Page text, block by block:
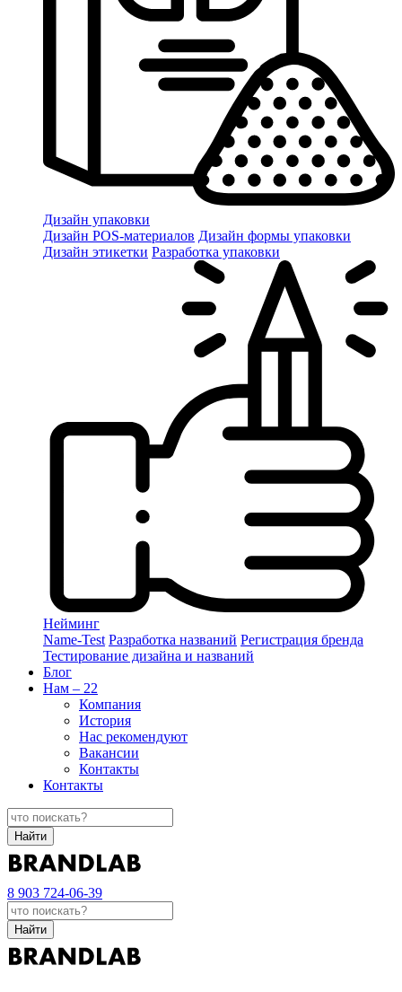
Дизайн упаковки
Дизайн POS-материалов Дизайн формы упаковки
Дизайн этикетки Разработка упаковки
Нейминг
Name-Test Разработка названий Регистрация бренда
Тестирование дизайна и названий
Блог
Нам – 22
Компания
История
Нас рекомендуют
Вакансии
Контакты
Контакты
Найти
8 903 724-06-39
Найти